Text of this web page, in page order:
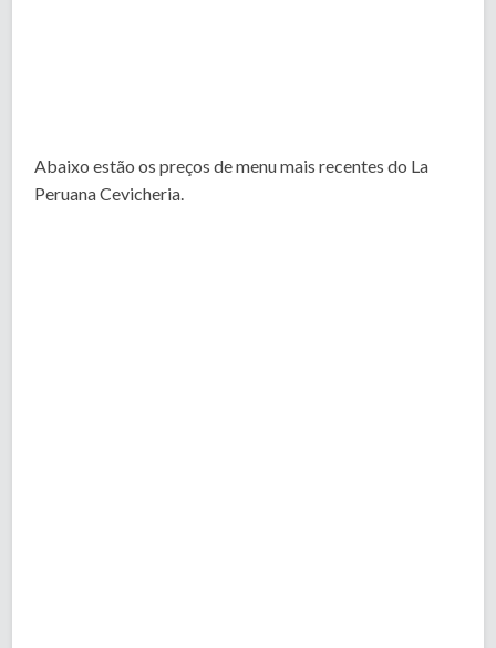
Abaixo estão os preços de menu mais recentes do La
Peruana Cevicheria.